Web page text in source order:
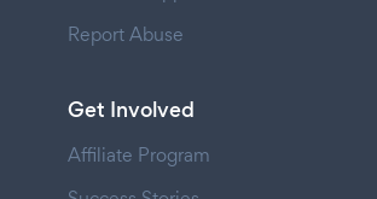
Report Abuse
Get Involved
Affiliate Program